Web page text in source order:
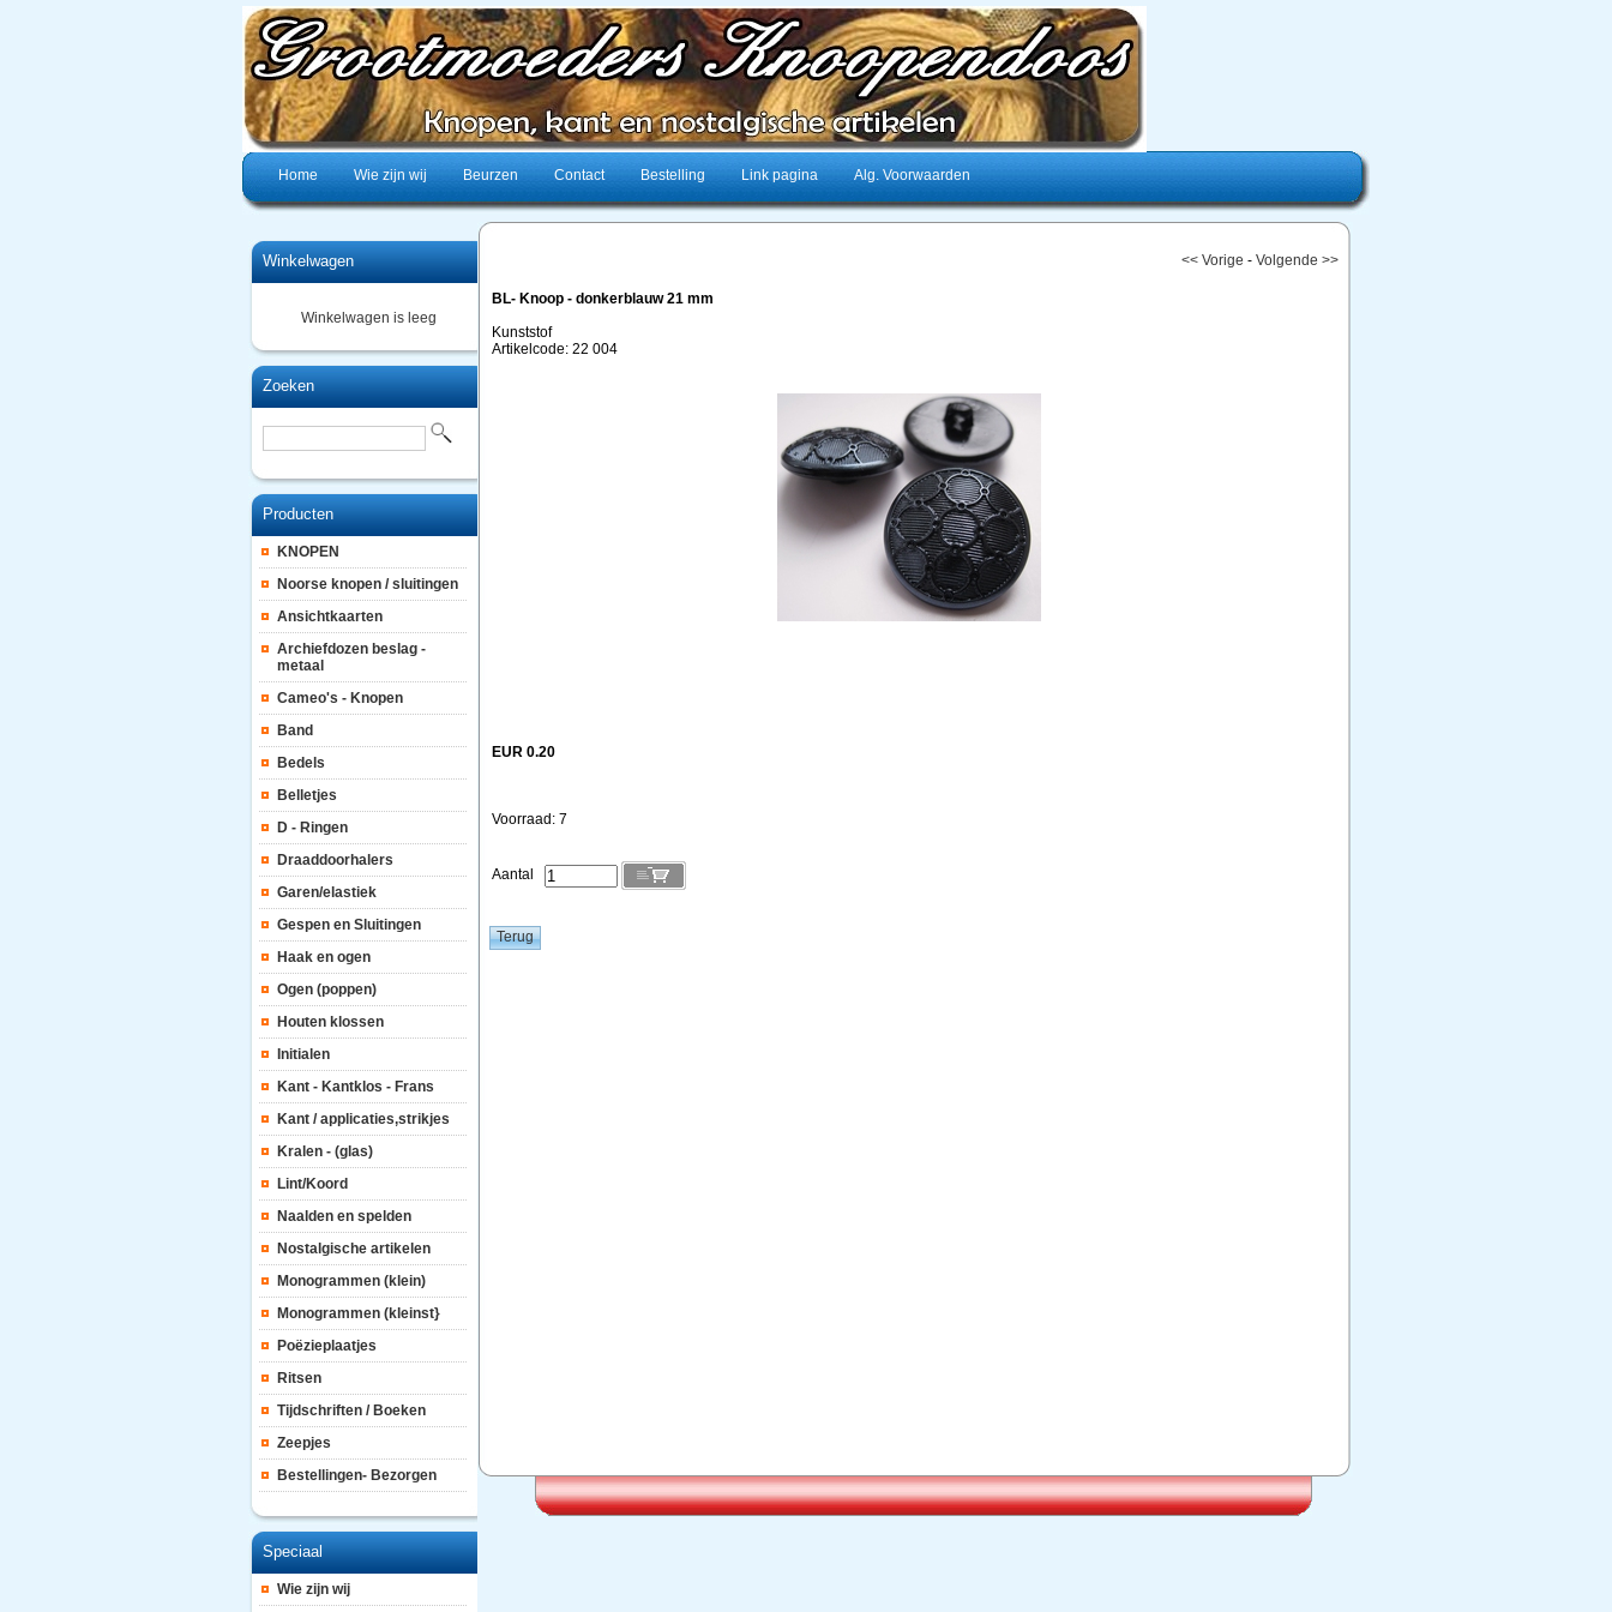
Home Wie zijn wij Beurzen Contact Bestelling Link pagina Alg. Voorwaarden
Winkelwagen
Winkelwagen is leeg
Zoeken
Producten
KNOPEN
Noorse knopen / sluitingen
Ansichtkaarten
Archiefdozen beslag -
metaal
Cameo's - Knopen
Band
Bedels
Belletjes
D - Ringen
Draaddoorhalers
Garen/elastiek
Gespen en Sluitingen
Haak en ogen
Ogen (poppen)
Houten klossen
Initialen
Kant - Kantklos - Frans
Kant / applicaties,strikjes
Kralen - (glas)
Lint/Koord
Naalden en spelden
Nostalgische artikelen
Monogrammen (klein)
Monogrammen (kleinst}
Poëzieplaatjes
Ritsen
Tijdschriften / Boeken
Zeepjes
Bestellingen- Bezorgen
Speciaal
Wie zijn wij
<< Vorige - Volgende >>
BL- Knoop - donkerblauw 21 mm
Kunststof
Artikelcode: 22 004
EUR 0.20
Voorraad: 7
Aantal